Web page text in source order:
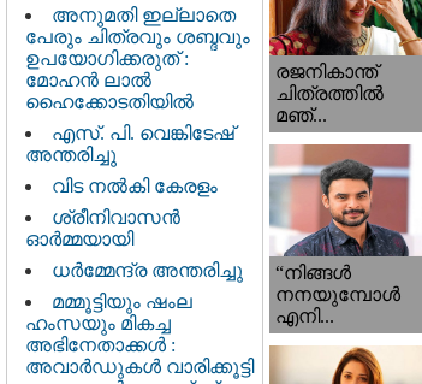
അനുമതി ഇല്ലാതെ
പേരും ചിത്രവും ശബ്ദവും
ഉപയോഗിക്കരുത് :
മോഹന്‍ ലാല്‍
ഹൈക്കോടതിയിൽ
എസ്. പി. വെങ്കിടേഷ്
അന്തരിച്ചു
വിട നല്‍കി കേരളം
ശ്രീനിവാസന്‍
ഓര്‍മ്മയായി
ധര്‍മ്മേന്ദ്ര അന്തരിച്ചു
മമ്മൂട്ടിയും ഷംല
ഹംസയും മികച്ച
അഭിനേതാക്കൾ :
അവാർഡുകൾ വാരിക്കൂട്ടി
രജനികാന്ത്
ചിത്രത്തിൽ
മഞ്...
“നിങ്ങള്‍
നനയുമ്പോള്‍
എനി...